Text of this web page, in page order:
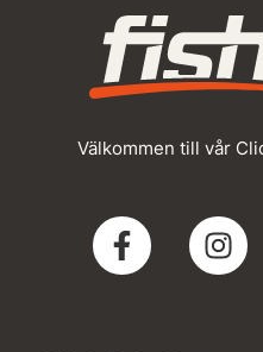
Välkommen till vår